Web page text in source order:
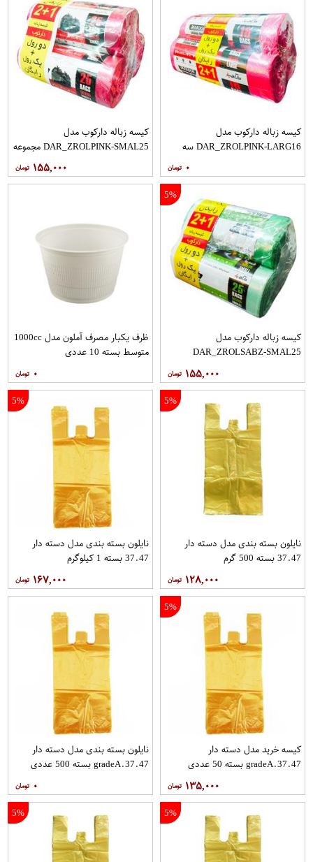
کیسه زباله دارکوب مدل
DAR_ZROLPINK-LARG16 سه
۰
کیسه زباله دارکوب مدل
DAR_ZROLPINK-SMAL25 مجموعه
۱۵۵,۰۰۰
5%
کیسه زباله دارکوب مدل
DAR_ZROLSABZ-SMAL25
۱۵۵,۰۰۰
ظرف یکبار مصرف آملون مدل 1000cc
متوسط بسته 10 عددی
۰
5%
نایلون بسته بندی مدل دسته دار
37.47 بسته 500 گرم
۱۲۸,۰۰۰
5%
نایلون بسته بندی مدل دسته دار
37.47 بسته 1 کیلوگرم
۱۶۷,۰۰۰
5%
کیسه خرید مدل دسته دار
gradeA.37.47 بسته 50 عددی
۱۳۵,۰۰۰
نایلون بسته بندی مدل دسته دار
gradeA.37.47 بسته 500 عددی
۰
5%
5%